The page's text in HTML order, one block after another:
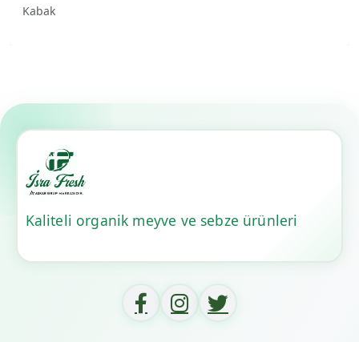
Kabak
Kaliteli organik meyve ve sebze ürünleri